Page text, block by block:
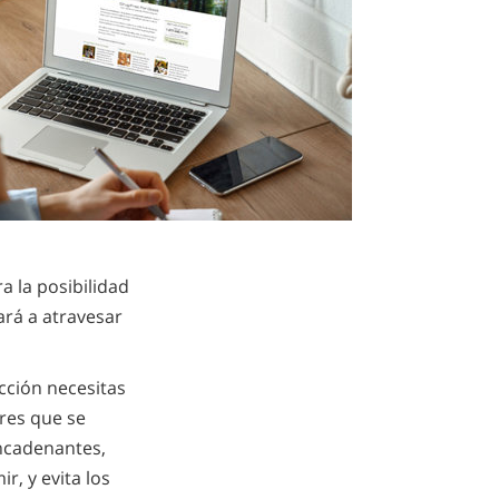
la posibilidad
a atravesar
necesitas
que se
y evita los